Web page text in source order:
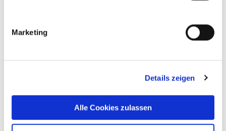
Marketing
Details zeigen
Alle Cookies zulassen
Mit Pilon (französisch für
Stößel) wird der sprunggelenknahe Teil des Schienbeins
Verletzungen, die oftmals auch das Sprunggelenk
Ausnahmefällen möglich. Nahezu immer erfolgt eine
operative Therapie, mit dem Ziel der achsengerechten
Wiedereinrichtung des Bruches. Anatomische
Besonderheiten in diesem Skelettabschnitt bedingen